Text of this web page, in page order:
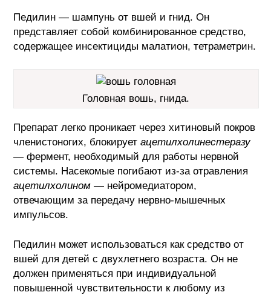
Педилин — шампунь от вшей и гнид. Он
представляет собой комбинированное средство,
содержащее инсектициды малатион, тетраметрин.
Головная вошь, гнида.
Препарат легко проникает через хитиновый покров
членистоногих, блокируетацетилхолинестеразу
— фермент, необходимый для работы нервной
системы. Насекомые погибают из-за отравления
ацетилхолином— нейромедиатором,
отвечающим за передачу нервно-мышечных
импульсов.
Педилин может использоваться как средство от
вшей для детей с двухлетнего возраста. Он не
должен применяться при индивидуальной
повышенной чувствительности к любому из